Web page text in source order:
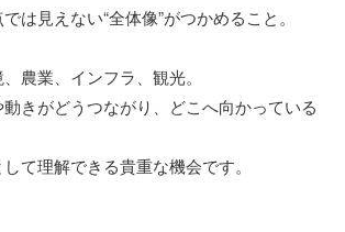
は見えない“全体像”がつかめること。
農業、インフラ、観光。
きがどうつながり、どこへ向かっている
て理解できる貴重な機会です。